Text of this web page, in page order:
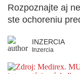
Rozpoznajte aj
ste ochoreniu
INZERCIA
Inzercia